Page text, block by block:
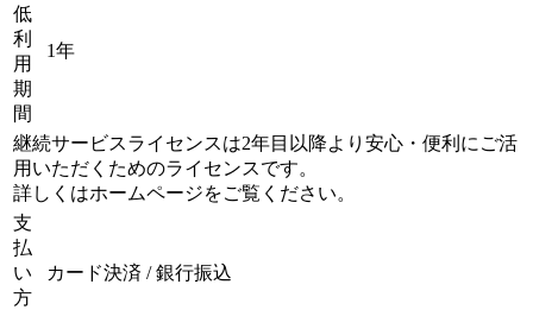
低
利
用
期
間
1年
継続サービスライセンスは2年目以降より安心・便利にご活
用いただくためのライセンスです。
詳しくはホームページをご覧ください。
支
払
い
方
カード決済 / 銀行振込